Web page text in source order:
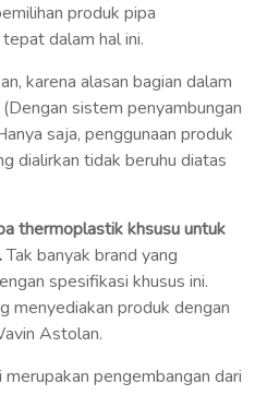
produk pipa
dalam hal ini.
karena alasan bagian dalam
sistem penyambungan
saja, penggunaan produk
dialirkan tidak beruhu diatas
thermoplastik khsusu untuk
Tak banyak brand yang
spesifikasi khusus ini.
menyediakan produk dengan
Astolan.
pengembangan dari